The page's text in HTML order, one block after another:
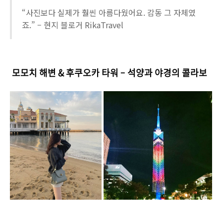
“사진보다 실제가 훨씬 아름다웠어요. 감동 그 자체였
죠.” – 현지 블로거 RikaTravel
모모치 해변 & 후쿠오카 타워 – 석양과 야경의 콜라보